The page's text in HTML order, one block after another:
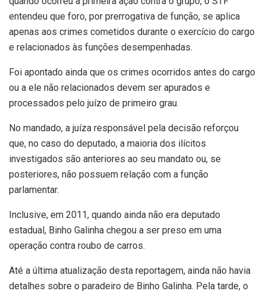
entendeu que foro, por prerrogativa de função, se aplica
apenas aos crimes cometidos durante o exercício do cargo
e relacionados às funções desempenhadas.
Foi apontado ainda que os crimes ocorridos antes do cargo
ou a ele não relacionados devem ser apurados e
processados pelo juízo de primeiro grau.
No mandado, a juíza responsável pela decisão reforçou
que, no caso do deputado, a maioria dos ilícitos
investigados são anteriores ao seu mandato ou, se
posteriores, não possuem relação com a função
parlamentar.
Inclusive, em 2011, quando ainda não era deputado
estadual, Binho Galinha chegou a ser preso em uma
operação contra roubo de carros.
Até a última atualização desta reportagem, ainda não havia
detalhes sobre o paradeiro de Binho Galinha. Pela tarde, o